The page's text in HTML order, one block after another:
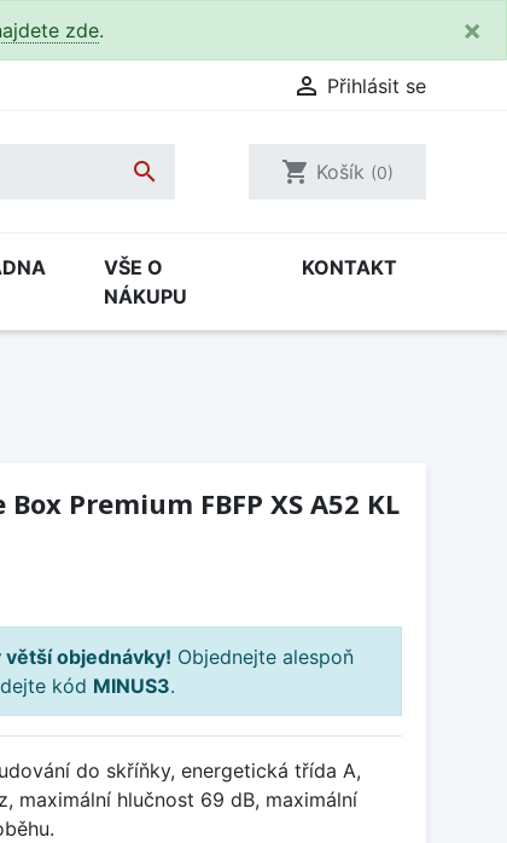
zde. ×
 Přihlásit se
 shopping_cart Košík (0)
VŠE O
NÁKUPU
KONTAKT
Premium FBFP XS A52 KL
větší objednávky! Objednejte alespoň
kód MINUS3.
do skříňky, energetická třída A,
maximální hlučnost 69 dB, maximální